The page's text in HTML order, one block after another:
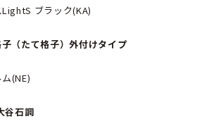
ブラック(KA)
（たて格子）外付けタイプ
(NE)
谷石調